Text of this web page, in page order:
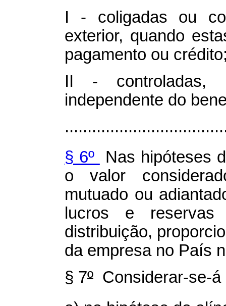
I - coligadas ou
exterior, quando
pagamento ou
II - controladas,
independente do
§ 6º
Nas hipóteses
o valor
mutuado ou
lucros e
distribuição,
da empresa no País
§ 7º Considerar-se-